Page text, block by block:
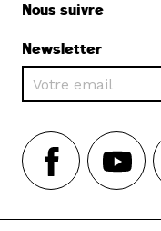
Nous suivre
Newsletter